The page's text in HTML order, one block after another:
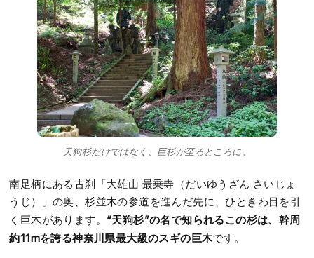
天狗杉だけではなく、巨杉が至るところに。
南足柄にある古刹「大雄山 最乗寺（だいゆうざん さいじょ
うじ）」の奥、杉並木の参道を進んだ先に、ひときわ目を引
く巨木があります。 “天狗杉”の名で知られるこの杉は、幹周
約11mを誇る神奈川県最大級のスギの巨木です。